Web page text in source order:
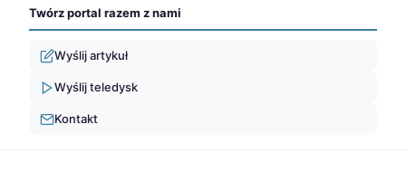
Twórz portal razem z nami
Wyślij artykuł
Wyślij teledysk
Kontakt